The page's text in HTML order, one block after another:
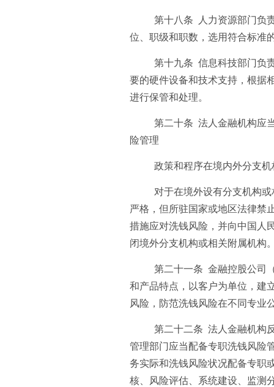
第十八条 人力资源部门负
位、职级和职数，选用符合标准
第十九条 信息科技部门负
要的硬件设备和技术支持，根据
进行保管和处理。
第二十条 法人金融机构应
险管理
政策和程序在境内外分支
对于在境外设有分支机构
严格，但所驻国家或地区法律禁
措施应对洗钱风险，并向中国人
闭境外分支机构或相关附属机构
第二十一条 金融控股公司
和产品特点，以客户为单位，建
风险，防范洗钱风险在不同专业
第二十二条 法人金融机构
管理部门应当配备专职洗钱风险
务实际和洗钱风险状况配备专职
核、风险评估、系统建设、监测